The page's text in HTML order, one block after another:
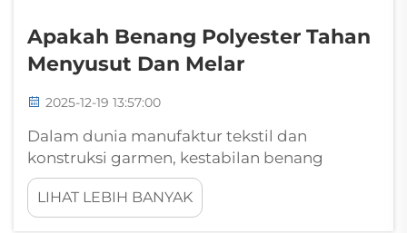
Apakah Benang Polyester Tahan
Menyusut Dan Melar
2025-12-19 13:57:00
Dalam dunia manufaktur tekstil dan
konstruksi garmen, kestabilan benang
memainkan peran penting dalam
menentukan kualitas dan umur panjang
produk jadi. Di antara berbagai pilihan serat
LIHAT LEBIH BANYAK